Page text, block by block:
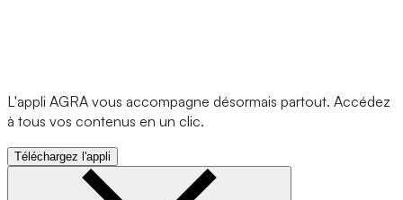
L'appli AGRA vous accompagne désormais partout. Accédez
à tous vos contenus en un clic.
Téléchargez l'appli